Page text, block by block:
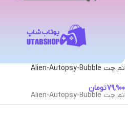
تم چت Alien-Autopsy-Bubble
تومان
تم چت Alien-Autopsy-Bubble